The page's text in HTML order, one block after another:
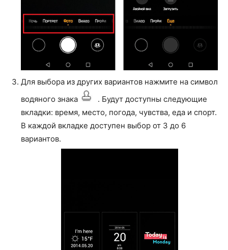
Для выбора из других вариантов нажмите на символ
водяного знака
. Будут доступны следующие
вкладки: время, место, погода, чувства, еда и спорт.
В каждой вкладке доступен выбор от 3 до 6
вариантов.